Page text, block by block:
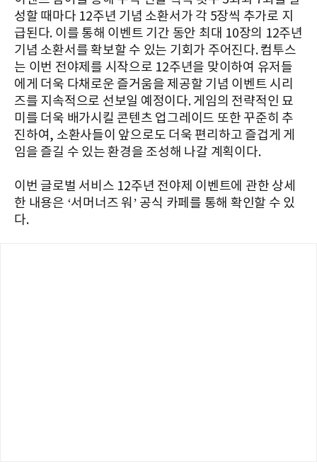
성할 때마다 12주년 기념 소환서가 각 5장씩 추가로 지
급된다. 이를 통해 이벤트 기간 동안 최대 10장의 12주년
기념 소환서를 확보할 수 있는 기회가 주어진다. 컴투스
는 이번 전야제를 시작으로 12주년을 맞이하여 유저들
에게 더욱 다채로운 즐거움을 제공할 기념 이벤트 시리
즈를 지속적으로 선보일 예정이다. 게임의 전략적인 묘
미를 더욱 배가시킬 콘텐츠 업그레이드 또한 꾸준히 추
진하여, 소환사들이 앞으로도 더욱 편리하고 즐겁게 게
임을 즐길 수 있는 환경을 조성해 나갈 계획이다.
이번 글로벌 서비스 12주년 전야제 이벤트에 관한 상세
한 내용은 ‘서머너즈 워’ 공식 카페를 통해 확인할 수 있
다.